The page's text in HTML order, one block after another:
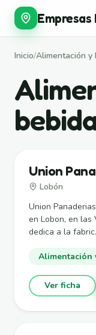
Inicio/Alimentación y
Union
Lobón
Union
en Lobon, en las
dedica a la
Alimentación
Ver ficha